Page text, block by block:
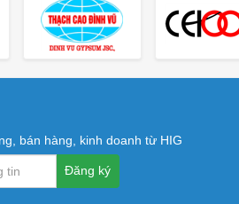
bán hàng, kinh doanh từ HIG